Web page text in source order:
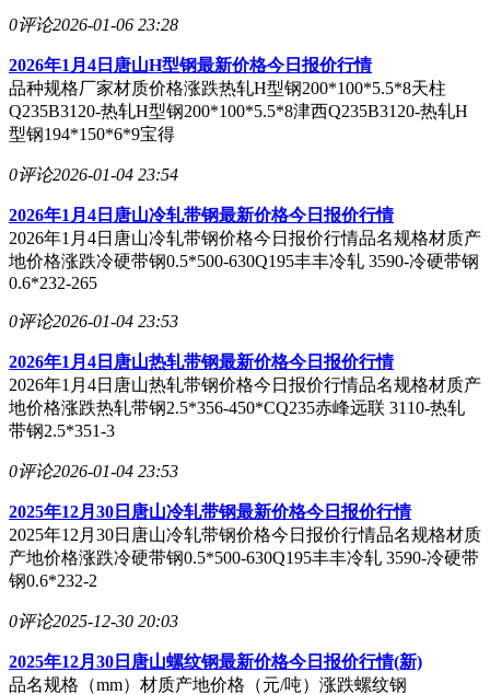
0评论2026-01-06 23:28
2026年1月4日唐山H型钢最新价格今日报价行情
品种规格厂家材质价格涨跌热轧H型钢200*100*5.5*8天柱
Q235B3120-热轧H型钢200*100*5.5*8津西Q235B3120-热轧H
型钢194*150*6*9宝得
0评论2026-01-04 23:54
2026年1月4日唐山冷轧带钢最新价格今日报价行情
2026年1月4日唐山冷轧带钢价格今日报价行情品名规格材质产
地价格涨跌冷硬带钢0.5*500-630Q195丰丰冷轧 3590-冷硬带钢
0.6*232-265
0评论2026-01-04 23:53
2026年1月4日唐山热轧带钢最新价格今日报价行情
2026年1月4日唐山热轧带钢价格今日报价行情品名规格材质产
地价格涨跌热轧带钢2.5*356-450*CQ235赤峰远联 3110-热轧
带钢2.5*351-3
0评论2026-01-04 23:53
2025年12月30日唐山冷轧带钢最新价格今日报价行情
2025年12月30日唐山冷轧带钢价格今日报价行情品名规格材质
产地价格涨跌冷硬带钢0.5*500-630Q195丰丰冷轧 3590-冷硬带
钢0.6*232-2
0评论2025-12-30 20:03
2025年12月30日唐山螺纹钢最新价格今日报价行情(新)
品名规格（mm）材质产地价格（元/吨）涨跌螺纹钢